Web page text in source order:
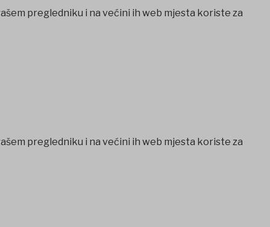
pregledniku i na većini ih web mjesta koriste za
pregledniku i na većini ih web mjesta koriste za